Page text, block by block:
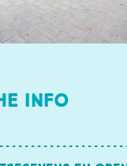
info